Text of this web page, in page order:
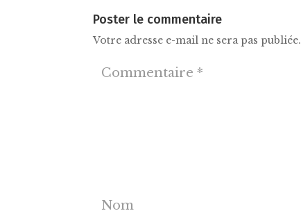
Poster le commentaire
Votre adresse e-mail ne sera pas publiée.